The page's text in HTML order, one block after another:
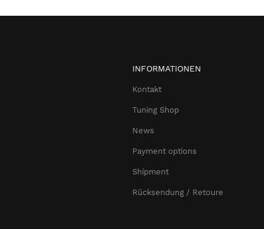
INFORMATIONEN
Kontakt
Tuning Shop
News
Payment options
Shipment
Rücksendung / Retoure